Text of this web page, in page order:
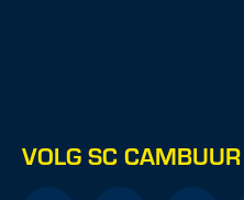
VOLG SC CAMBUUR